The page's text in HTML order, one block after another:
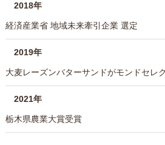
2018年
経済産業省 地域未来牽引企業 選定
2019年
大麦レーズンバターサンドがモンドセレ
2021年
栃木県農業大賞受賞